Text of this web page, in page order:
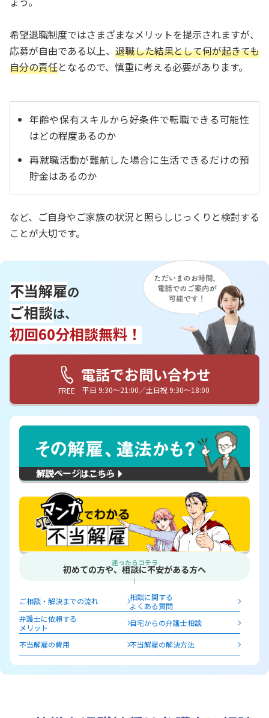
希望退職制度ではさまざまなメリットを提示されますが、
応募が自由である以上、退職した結果として何が起きても
自分の責任となるので、慎重に考える必要があります。
年齢や保有スキルから好条件で転職できる可能性
はどの程度あるのか
再就職活動が難航した場合に生活できるだけの預
貯金はあるのか
など、ご自身やご家族の状況と照らしじっくりと検討する
ことが大切です。
不当解雇の
ご相談は、
初回60分相談無料！
FREE
電話でお問い合わせ
平日 9:30〜21:00／土日祝 9:30〜18:00
迷ったらコチラ
初めての方や、相談に不安がある方へ
ご相談・解決までの流れ
相談に関する
よくある質問
弁護士に依頼する
メリット
自宅からの弁護士相談
不当解雇の費用 不当解雇の解決方法